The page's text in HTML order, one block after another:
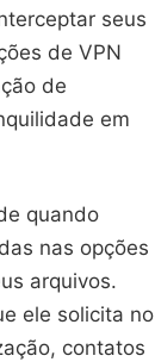
seus
de VPN
de
em
quando
nas opções
arquivos.
ele solicita no
contatos